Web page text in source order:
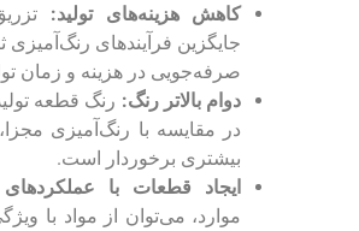
کاهش هزینه‌های تولید:
جایگزین فرآیندهای
صرفه‌جویی در هزینه و زمان
دوام بالاتر رنگ: رنگ قطعه
در مقایسه با رنگ‌آمیزی
بیشتری برخوردار است.
ایجاد قطعات با عملکردهای
موارد، می‌توان از مواد با